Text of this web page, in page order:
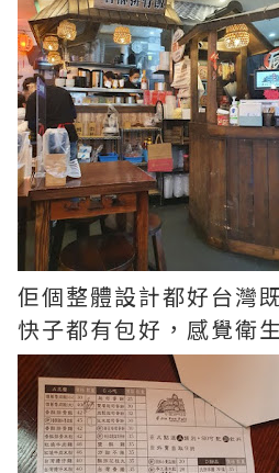
佢個整體設計都好台灣
快子都有包好，感覺衛